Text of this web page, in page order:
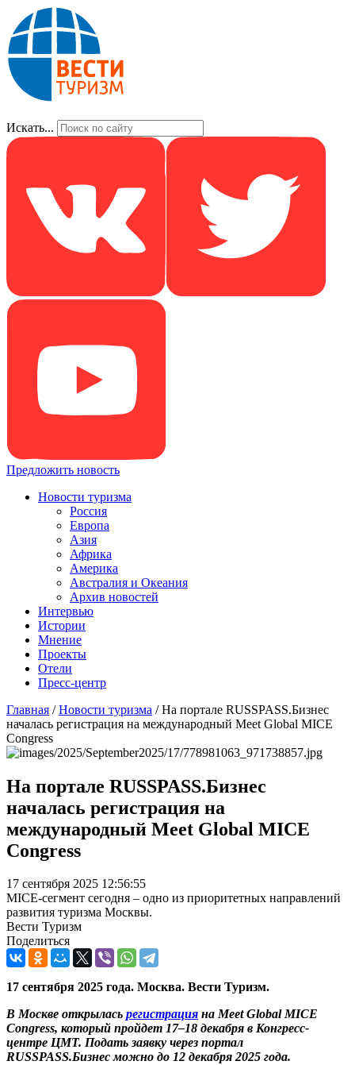
Искать...
Предложить новость
Новости туризма
Россия
Европа
Азия
Африка
Америка
Австралия и Океания
Архив новостей
Интервью
Истории
Мнение
Проекты
Отели
Пресс-центр
Главная /Новости туризма /На портале RUSSPASS.Бизнес
началась регистрация на международный Meet Global MICE
Congress
На портале RUSSPASS.Бизнес
началась регистрация на
международный Meet Global MICE
Congress
17 сентября 2025 12:56:55
MICE-сегмент сегодня – одно из приоритетных направлений
развития туризма Москвы.
Вести Туризм
Поделиться
17 сентября 2025 года. Москва. Вести Туризм.
В Москве открылась регистрация на Meet Global MICE
Congress, который пройдет 17–18 декабря в Конгресс-
центре ЦМТ. Подать заявку через портал
RUSSPASS.Бизнес можно до 12 декабря 2025 года.